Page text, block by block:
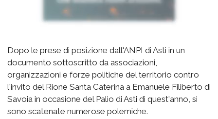
Dopo le prese di posizione dall'ANPI di Asti in un
documento sottoscritto da associazioni,
organizzazioni e forze politiche del territorio contro
l'invito del Rione Santa Caterina a Emanuele Filiberto di
Savoia in occasione del Palio di Asti di quest'anno, si
sono scatenate numerose polemiche.